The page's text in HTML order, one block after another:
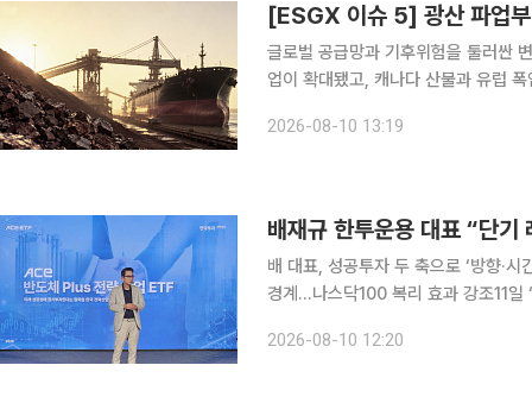
글로벌 공급망과 기후위험을 둘러싼
업이 확대됐고, 캐나다 산불과 유럽 폭염은
인 호주 포트헤들랜드에서 파업 참여
2026-08-10 13:19
배재규 한투운용 대표 “단기
배 대표, 성공투자 두 축으로 ‘방향·
경계…나스닥100 복리 효과 강조11일
2026-08-10 12:20